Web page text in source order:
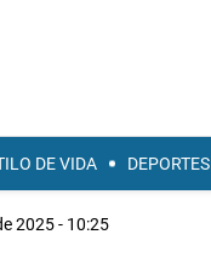
DE VIDA DEPORTES
2025 - 10:25